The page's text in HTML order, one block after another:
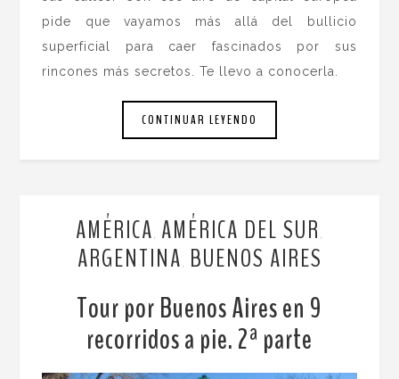
pide que vayamos más allá del bullicio
superficial para caer fascinados por sus
rincones más secretos. Te llevo a conocerla.
CONTINUAR LEYENDO
AMÉRICA, AMÉRICA DEL SUR ,
ARGENTINA, BUENOS AIRES
Tour por Buenos Aires en 9
recorridos a pie. 2ª parte